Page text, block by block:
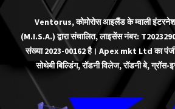
Ventorus, कोमोरोस आइलैंड के म्वाली
(M.I.S.A.) द्वारा संचालित, लाइसेंस नंबर:
संख्या 2023-00162 है। Apex mkt Ltd का
सोथेबी बिल्डिंग, रॉडनी विलेज, रॉडनी बे,